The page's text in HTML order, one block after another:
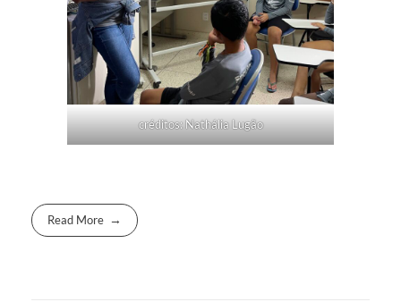
créditos: Nathália Lugão
Read More